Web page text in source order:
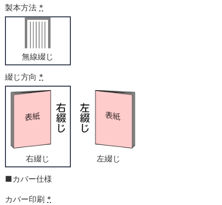
製本方法 *
無線綴じ
綴じ方向 *
右綴じ 左綴じ
■カバー仕様
カバー印刷 *